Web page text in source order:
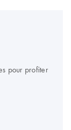
pour profiter